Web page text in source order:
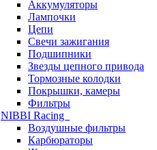
Аккумуляторы
Лампочки
Цепи
Свечи зажигания
Подшипники
Звезды цепного привода
Тормозные колодки
Покрышки, камеры
Фильтры
NIBBI Racing
Воздушные фильтры
Карбюраторы